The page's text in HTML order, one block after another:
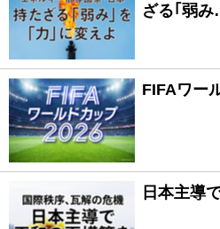
ざる｢弱
FIFAワー
日本主導